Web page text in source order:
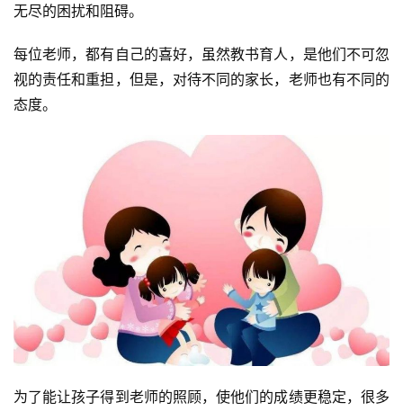
无尽的困扰和阻碍。
每位老师，都有自己的喜好，虽然教书育人，是他们不可忽
视的责任和重担，但是，对待不同的家长，老师也有不同的
态度。
为了能让孩子得到老师的照顾，使他们的成绩更稳定，很多